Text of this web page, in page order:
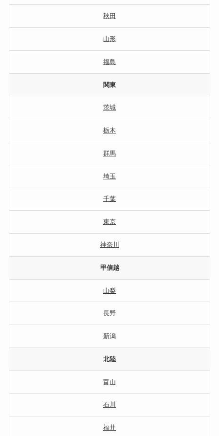
秋田
山形
福島
関東
茨城
栃木
群馬
埼玉
千葉
東京
神奈川
甲信越
山梨
長野
新潟
北陸
富山
石川
福井